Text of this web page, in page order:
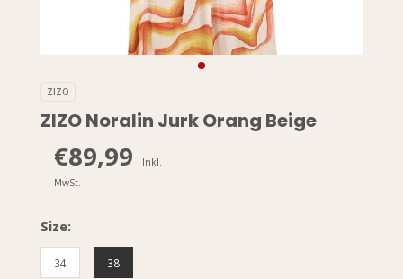
ZIZO
ZIZO Noralin Jurk Orang Beige
€89,99
Inkl.
MwSt.
Size:
34 38